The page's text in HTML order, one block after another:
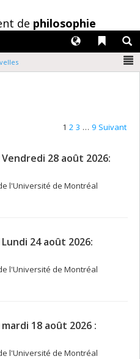
de philosophie
Liens
Langues
1 2 3 … 9 Suivant
Vendredi 28 août 2026:
l'Université de Montréal
Lundi 24 août 2026:
l'Université de Montréal
mardi 18 août 2026 :
l'Université de Montréal